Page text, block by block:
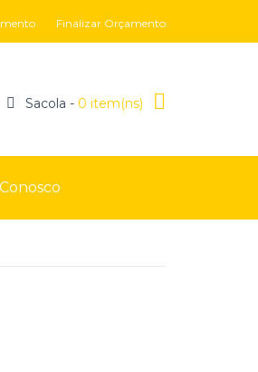
Finalizar Orçamento
Sacola - 0 item(ns)